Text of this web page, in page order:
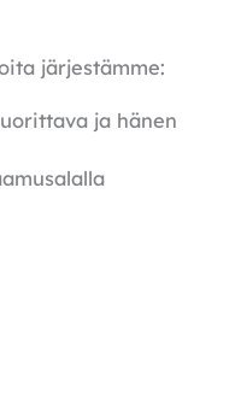
järjestämme:
ja hänen